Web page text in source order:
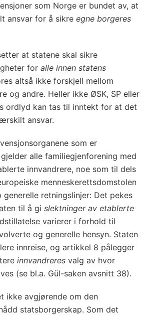
som Norge er bundet av, at
ansvar for å sikre egne borgeres
at statene skal sikre
for alle innen statens
altså ikke forskjell mellom
og andre. Heller ikke ØSK, SP eller
ordlyd kan tas til inntekt for at det
ansvar.
som er
alle familiegjenforening med
innvandrere, noe som til dels
menneskerettsdomstolen
retningslinjer: Det pekes
til å gi slektninger av etablerte
varierer i forhold til
og generelle hensyn. Staten
innreise, og artikkel 8 pålegger
innvandreres valg av hvor
(se bl.a. Gül-saken avsnitt 38).
ikke avgjørende om den
statsborgerskap. Som det